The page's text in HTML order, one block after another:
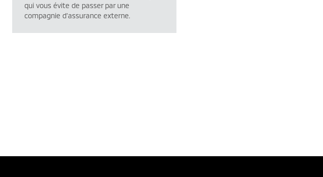
qui vous évite de passer par une
compagnie d’assurance externe.